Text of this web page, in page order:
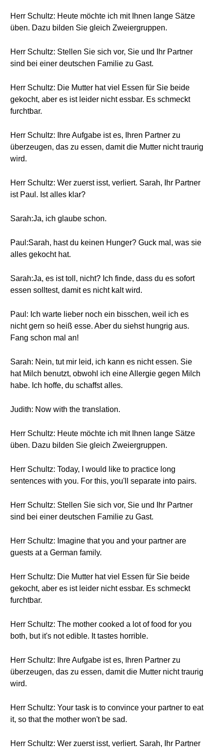
Herr Schultz: Heute möchte ich mit Ihnen lange Sätze
üben. Dazu bilden Sie gleich Zweiergruppen.
Herr Schultz: Stellen Sie sich vor, Sie und Ihr Partner
sind bei einer deutschen Familie zu Gast.
Herr Schultz: Die Mutter hat viel Essen für Sie beide
gekocht, aber es ist leider nicht essbar. Es schmeckt
furchtbar.
Herr Schultz: Ihre Aufgabe ist es, Ihren Partner zu
überzeugen, das zu essen, damit die Mutter nicht traurig
wird.
Herr Schultz: Wer zuerst isst, verliert. Sarah, Ihr Partner
ist Paul. Ist alles klar?
Sarah:Ja, ich glaube schon.
Paul:Sarah, hast du keinen Hunger? Guck mal, was sie
alles gekocht hat.
Sarah:Ja, es ist toll, nicht? Ich finde, dass du es sofort
essen solltest, damit es nicht kalt wird.
Paul: Ich warte lieber noch ein bisschen, weil ich es
nicht gern so heiß esse. Aber du siehst hungrig aus.
Fang schon mal an!
Sarah: Nein, tut mir leid, ich kann es nicht essen. Sie
hat Milch benutzt, obwohl ich eine Allergie gegen Milch
habe. Ich hoffe, du schaffst alles.
Judith: Now with the translation.
Herr Schultz: Heute möchte ich mit Ihnen lange Sätze
üben. Dazu bilden Sie gleich Zweiergruppen.
Herr Schultz: Today, I would like to practice long
sentences with you. For this, you'll separate into pairs.
Herr Schultz: Stellen Sie sich vor, Sie und Ihr Partner
sind bei einer deutschen Familie zu Gast.
Herr Schultz: Imagine that you and your partner are
guests at a German family.
Herr Schultz: Die Mutter hat viel Essen für Sie beide
gekocht, aber es ist leider nicht essbar. Es schmeckt
furchtbar.
Herr Schultz: The mother cooked a lot of food for you
both, but it's not edible. It tastes horrible.
Herr Schultz: Ihre Aufgabe ist es, Ihren Partner zu
überzeugen, das zu essen, damit die Mutter nicht traurig
wird.
Herr Schultz: Your task is to convince your partner to eat
it, so that the mother won't be sad.
Herr Schultz: Wer zuerst isst, verliert. Sarah, Ihr Partner